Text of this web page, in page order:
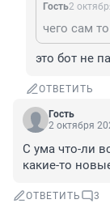
Гость2
чего сам
это бот не
ОТВЕТИТЬ
Гость
2 октября
С ума что-ли
какие-то
ОТВЕТИТЬ 3